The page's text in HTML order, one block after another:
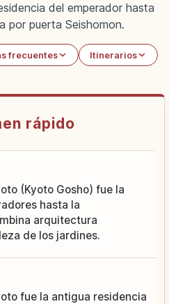
del emperador hasta
por puerta Seishomon.
frecuentes Itinerarios
rápido
(Kyoto Gosho) fue la
hasta la
arquitectura
de los jardines.
fue la antigua residencia